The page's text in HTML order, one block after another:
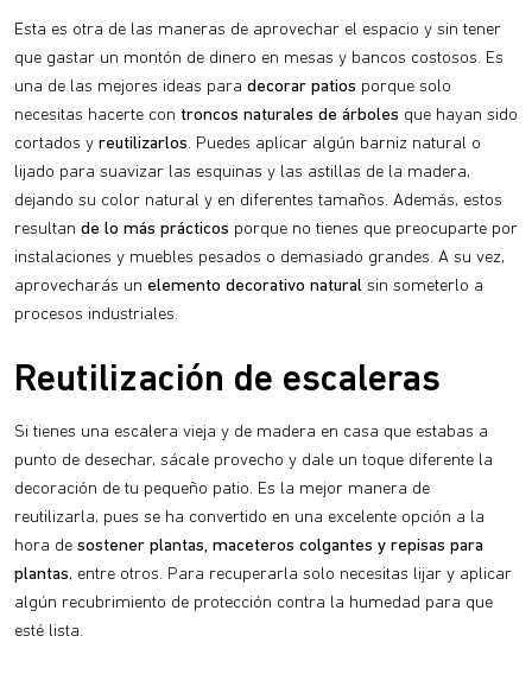
Esta es otra de las maneras de aprovechar el espacio y sin tener
que gastar un montón de dinero en mesas y bancos costosos. Es
una de las mejores ideas para decorar patios porque solo
necesitas hacerte con troncos naturales de árboles que hayan sido
cortados y reutilizarlos. Puedes aplicar algún barniz natural o
lijado para suavizar las esquinas y las astillas de la madera,
dejando su color natural y en diferentes tamaños. Además, estos
resultan de lo más prácticos porque no tienes que preocuparte por
instalaciones y muebles pesados o demasiado grandes. A su vez,
aprovecharás un elemento decorativo natural sin someterlo a
procesos industriales.
Reutilización de escaleras
Si tienes una escalera vieja y de madera en casa que estabas a
punto de desechar, sácale provecho y dale un toque diferente la
decoración de tu pequeño patio. Es la mejor manera de
reutilizarla, pues se ha convertido en una excelente opción a la
hora de sostener plantas, maceteros colgantes y repisas para
plantas, entre otros. Para recuperarla solo necesitas lijar y aplicar
algún recubrimiento de protección contra la humedad para que
esté lista.